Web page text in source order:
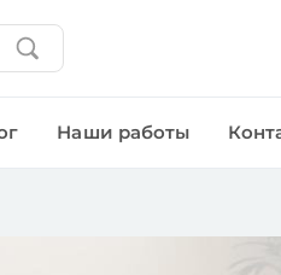
Наши работы